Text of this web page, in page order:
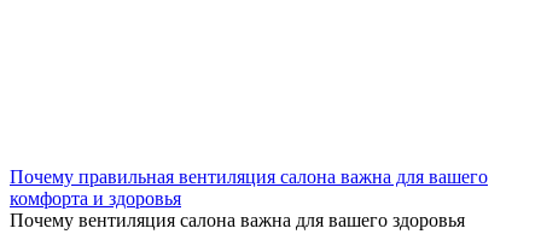
Почему правильная вентиляция салона важна для вашего
комфорта и здоровья
Почему вентиляция салона важна для вашего здоровья